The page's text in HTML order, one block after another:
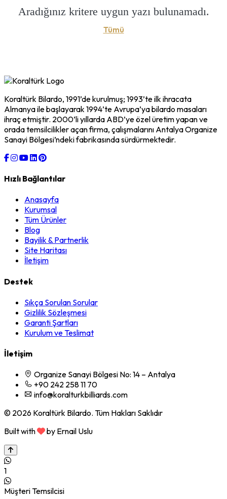
Aradığınız kritere uygun yazı bulunamadı.
Tümü
Koraltürk Bilardo, 1991’de kurulmuş; 1993’te ilk ihracata
Almanya ile başlayarak 1994’te Avrupa’ya bilardo masaları
ihraç etmiştir. 2000’li yıllarda ABD’ye özel üretim yapan ve
orada temsilcilikler açan firma, çalışmalarını Antalya Organize
Sanayi Bölgesi’ndeki fabrikasında sürdürmektedir.
Hızlı Bağlantılar
Anasayfa
Kurumsal
Tüm Ürünler
Blog
Bayilik & Partnerlik
Site Haritası
İletişim
Destek
Sıkça Sorulan Sorular
Gizlilik Sözleşmesi
Garanti Şartları
Kurulum ve Teslimat
İletişim
Organize Sanayi Bölgesi No: 14 – Antalya
+90 242 258 11 70
info@koralturkbilliards.com
© 2026 Koraltürk Bilardo. Tüm Hakları Saklıdır
Built with
by Ernail Uslu
1
Müşteri Temsilcisi